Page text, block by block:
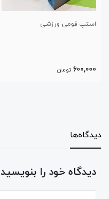
تی آر ایکس trx
1,400,000 تومان
دیدگاه‌ها
دیدگاه خود را بنویسید